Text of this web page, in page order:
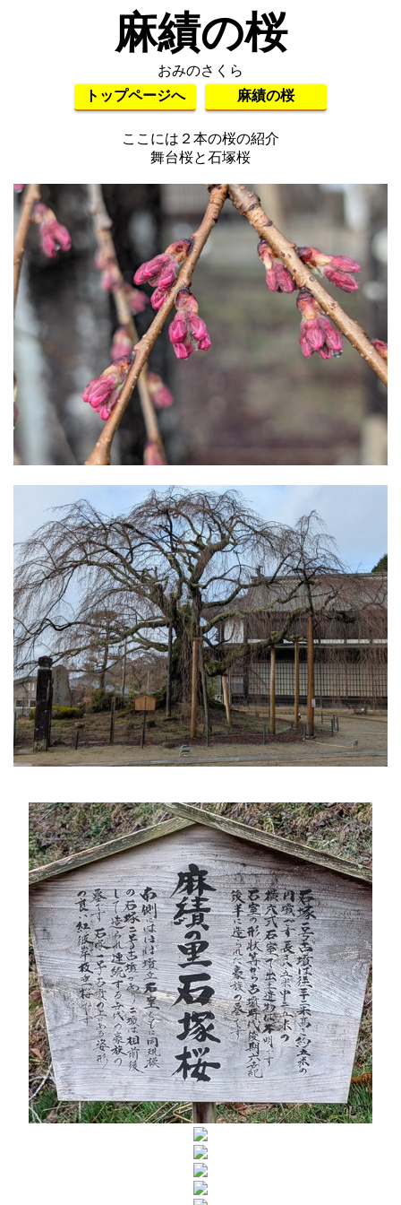
麻績の桜
おみのさくら
トップページへ
麻績の桜
ここには２本の桜の紹介
舞台桜と石塚桜